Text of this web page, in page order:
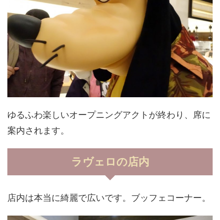
ゆるふわ楽しいオープニングアクトが終わり、席に
案内されます。
ラヴェロの店内
店内は本当に綺麗で広いです。ブッフェコーナー。